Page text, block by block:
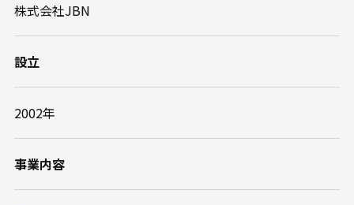
株式会社JBN
設立
2002年
事業内容